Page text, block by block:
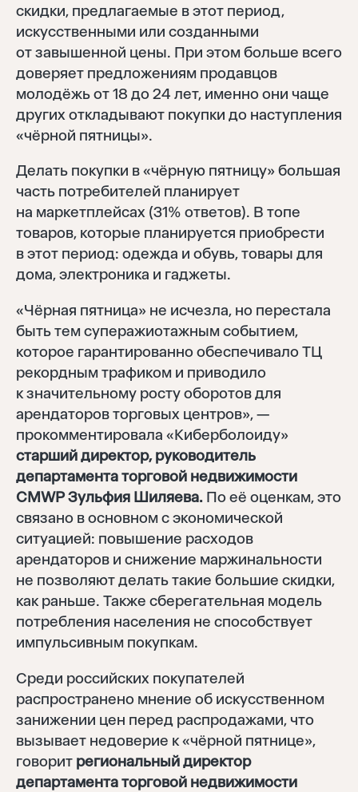
скидки, предлагаемые в этот период,
искусственными или созданными
от завышенной цены. При этом больше всего
доверяет предложениям продавцов
молодёжь от 18 до 24 лет, именно они чаще
других откладывают покупки до наступления
«чёрной пятницы».
Делать покупки в «чёрную пятницу» большая
часть потребителей планирует
на маркетплейсах (31% ответов). В топе
товаров, которые планируется приобрести
в этот период: одежда и обувь, товары для
дома, электроника и гаджеты.
«Чёрная пятница» не исчезла, но перестала
быть тем суперажиотажным событием,
которое гарантированно обеспечивало ТЦ
рекордным трафиком и приводило
к значительному росту оборотов для
арендаторов торговых центров», —
прокомментировала «Киберболоиду»
старший директор, руководитель
департамента торговой недвижимости
CMWP Зульфия Шиляева.По её оценкам, это
связано в основном с экономической
ситуацией: повышение расходов
арендаторов и снижение маржинальности
не позволяют делать такие большие скидки,
как раньше. Также сберегательная модель
потребления населения не способствует
импульсивным покупкам.
Среди российских покупателей
распространено мнение об искусственном
занижении цен перед распродажами, что
вызывает недоверие к «чёрной пятнице»,
говорит региональный директор
департамента торговой недвижимости